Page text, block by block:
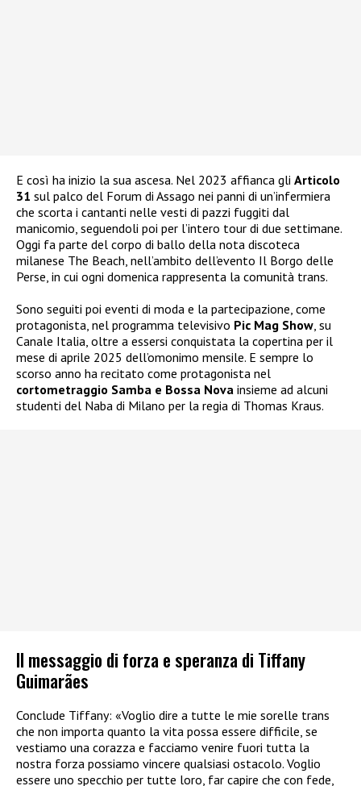
E così ha inizio la sua ascesa. Nel 2023 affianca gli Articolo
31 sul palco del Forum di Assago nei panni di un’infermiera
che scorta i cantanti nelle vesti di pazzi fuggiti dal
manicomio, seguendoli poi per l’intero tour di due settimane.
Oggi fa parte del corpo di ballo della nota discoteca
milanese The Beach, nell’ambito dell’evento Il Borgo delle
Perse, in cui ogni domenica rappresenta la comunità trans.
Sono seguiti poi eventi di moda e la partecipazione, come
protagonista, nel programma televisivo Pic Mag Show, su
Canale Italia, oltre a essersi conquistata la copertina per il
mese di aprile 2025 dell’omonimo mensile. E sempre lo
scorso anno ha recitato come protagonista nel
cortometraggio Samba e Bossa Nova insieme ad alcuni
studenti del Naba di Milano per la regia di Thomas Kraus.
Il messaggio di forza e speranza di Tiffany
Guimarães
Conclude Tiffany: «Voglio dire a tutte le mie sorelle trans
che non importa quanto la vita possa essere difficile, se
vestiamo una corazza e facciamo venire fuori tutta la
nostra forza possiamo vincere qualsiasi ostacolo. Voglio
essere uno specchio per tutte loro, far capire che con fede,